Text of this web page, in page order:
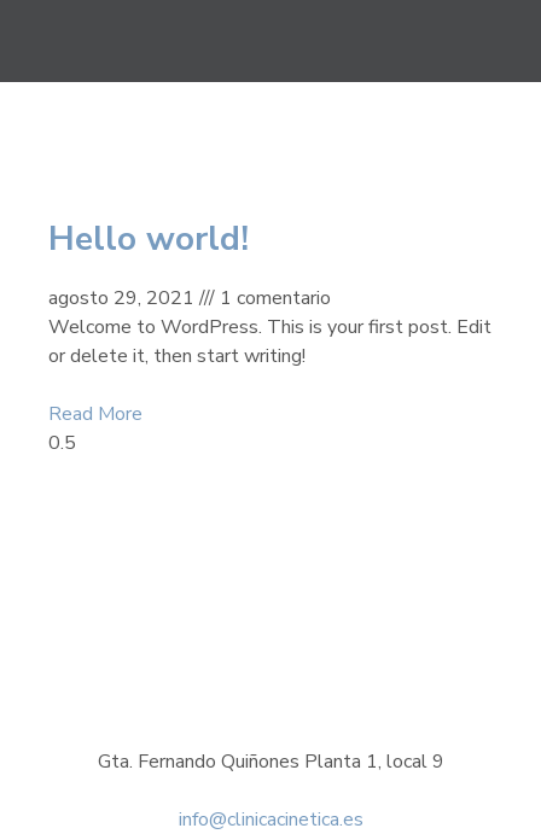
Hello world!
agosto 29, 2021
1 comentario
Welcome to WordPress. This is your first post. Edit
or delete it, then start writing!
Read More
Gta. Fernando Quiñones Planta 1, local 9
info@clinicacinetica.es